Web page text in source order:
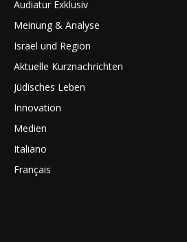
Audiatur Exklusiv
Meinung & Analyse
Israel und Region
Aktuelle Kurznachrichten
Jüdisches Leben
Innovation
Medien
Italiano
Français